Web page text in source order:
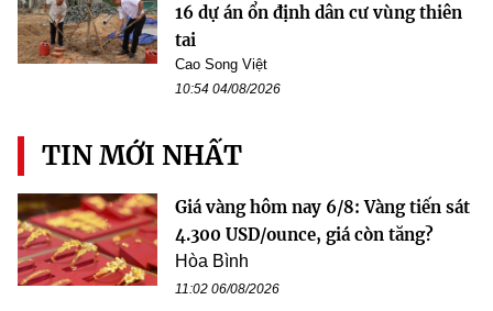
16 dự án ổn định dân cư vùng thiên
tai
Cao Song Việt
10:54 04/08/2026
TIN MỚI NHẤT
Giá vàng hôm nay 6/8: Vàng tiến sát
4.300 USD/ounce, giá còn tăng?
Hòa Bình
11:02 06/08/2026